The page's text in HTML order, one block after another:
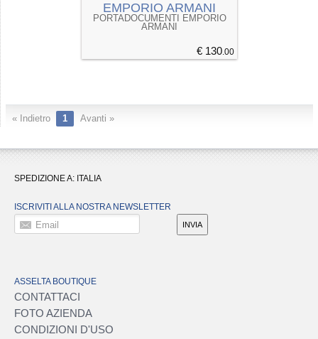
EMPORIO ARMANI
PORTADOCUMENTI EMPORIO
ARMANI
€ 130.00
« Indietro 1 Avanti »
SPEDIZIONE A: ITALIA
ISCRIVITI ALLA NOSTRA NEWSLETTER
Email INVIA
ASSELTA BOUTIQUE
CONTATTACI
FOTO AZIENDA
CONDIZIONI D'USO